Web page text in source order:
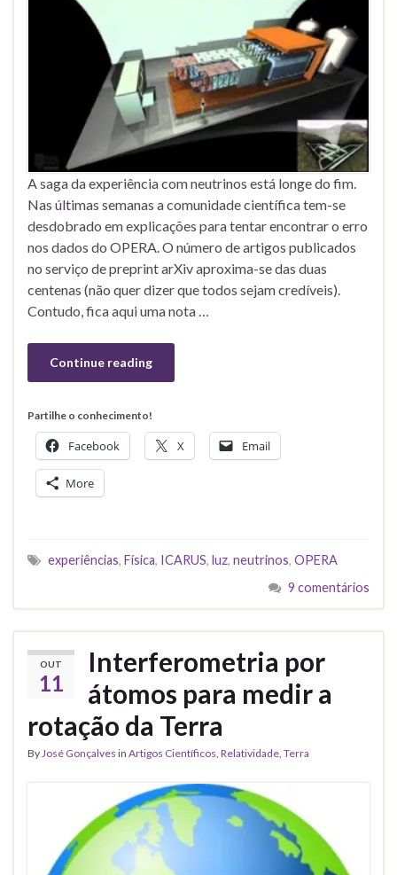
A saga da experiência com neutrinos está longe do fim.
Nas últimas semanas a comunidade científica tem-se
desdobrado em explicações para tentar encontrar o erro
nos dados do OPERA. O número de artigos publicados
no serviço de preprint arXiv aproxima-se das duas
centenas (não quer dizer que todos sejam credíveis).
Contudo, fica aqui uma nota …
Continue reading
Partilhe o conhecimento!
Facebook X Email
More
experiências, Física, ICARUS, luz, neutrinos, OPERA
9 comentários
OUT
11
Interferometria por
átomos para medir a
rotação da Terra
By José Gonçalves in Artigos Científicos Relatividade Terra